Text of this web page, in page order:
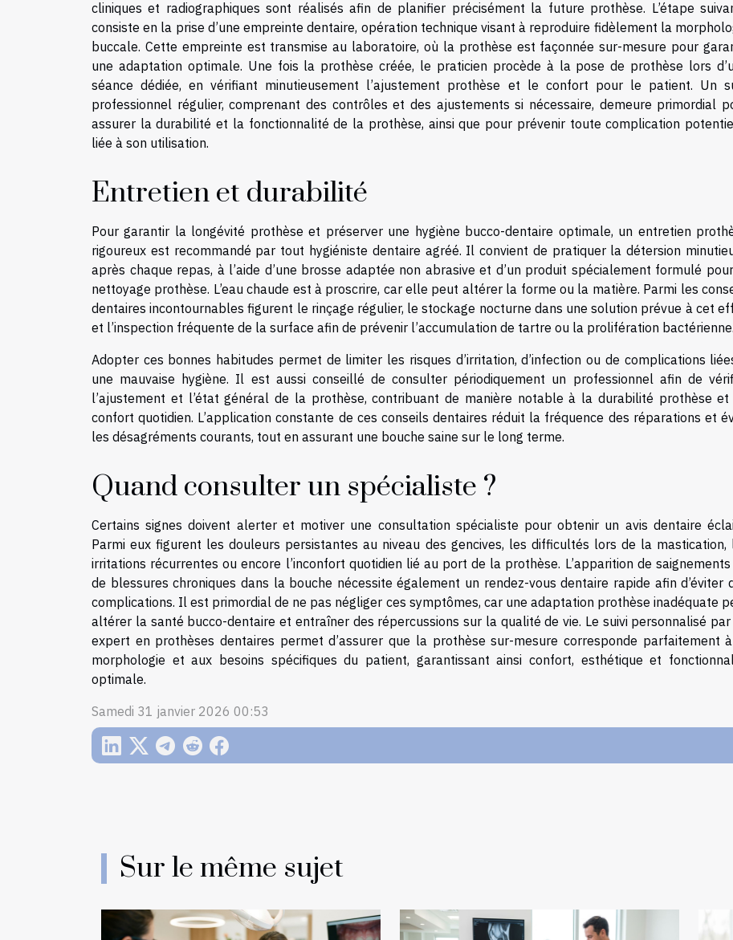
cliniques et radiographiques sont réalisés afin de planifier précisément la future prothèse. L’étape
consiste en la prise d’une empreinte dentaire, opération technique visant à reproduire fidèlement la
buccale. Cette empreinte est transmise au laboratoire, où la prothèse est façonnée sur-mesure pour
une adaptation optimale. Une fois la prothèse créée, le praticien procède à la pose de prothèse lors
séance dédiée, en vérifiant minutieusement l’ajustement prothèse et le confort pour le patient. Un
professionnel régulier, comprenant des contrôles et des ajustements si nécessaire, demeure primordial
assurer la durabilité et la fonctionnalité de la prothèse, ainsi que pour prévenir toute complication
liée à son utilisation.
Entretien et durabilité
Pour garantir la longévité prothèse et préserver une hygiène bucco-dentaire optimale, un entretien
rigoureux est recommandé par tout hygiéniste dentaire agréé. Il convient de pratiquer la détersion
après chaque repas, à l’aide d’une brosse adaptée non abrasive et d’un produit spécialement formulé
nettoyage prothèse. L’eau chaude est à proscrire, car elle peut altérer la forme ou la matière. Parmi les
dentaires incontournables figurent le rinçage régulier, le stockage nocturne dans une solution prévue à cet
et l’inspection fréquente de la surface afin de prévenir l’accumulation de tartre ou la prolifération bactérienne.
Adopter ces bonnes habitudes permet de limiter les risques d’irritation, d’infection ou de complications
une mauvaise hygiène. Il est aussi conseillé de consulter périodiquement un professionnel afin de
l’ajustement et l’état général de la prothèse, contribuant de manière notable à la durabilité prothèse et
confort quotidien. L’application constante de ces conseils dentaires réduit la fréquence des réparations et
les désagréments courants, tout en assurant une bouche saine sur le long terme.
Quand consulter un spécialiste ?
Certains signes doivent alerter et motiver une consultation spécialiste pour obtenir un avis dentaire
Parmi eux figurent les douleurs persistantes au niveau des gencives, les difficultés lors de la mastication,
irritations récurrentes ou encore l’inconfort quotidien lié au port de la prothèse. L’apparition de
de blessures chroniques dans la bouche nécessite également un rendez-vous dentaire rapide afin d’éviter
complications. Il est primordial de ne pas négliger ces symptômes, car une adaptation prothèse inadéquate
altérer la santé bucco-dentaire et entraîner des répercussions sur la qualité de vie. Le suivi personnalisé
expert en prothèses dentaires permet d’assurer que la prothèse sur-mesure corresponde parfaitement
morphologie et aux besoins spécifiques du patient, garantissant ainsi confort, esthétique et
optimale.
Samedi 31 janvier 2026 00:53
Sur le même sujet